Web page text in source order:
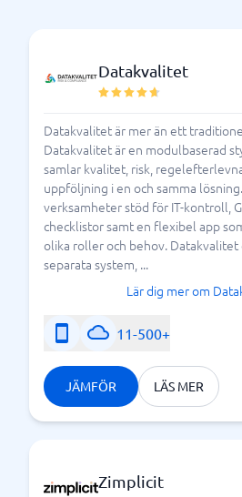
enkelt navigera mellan olika
läsa omdömen och ta del av priser.
Vad ska jag kräva
Dags att hitta det optimala
processhanteringssystemet för
system, där ni kan samla viktig
rapporter och få en översikt över
verksamhetsstrukturen. För att
olika systemen. Vilka funktioner
som möjligt? Beroende på hur
skiljer sig behovet av
lämpar sig tillmindre företag,
processhanteringssystem som
Datakvalitet
Datakvalitet är mer än ett
Datakvalitet är en modulbaserad
samlar kvalitet, risk,
uppföljning i en och samma
verksamheter stöd för IT-kontroll,
checklistor samt en flexibel app
olika roller och behov.
separata system, ...
Lär dig mer om
11-500+
JÄMFÖR LÄS MER
Zimplicit